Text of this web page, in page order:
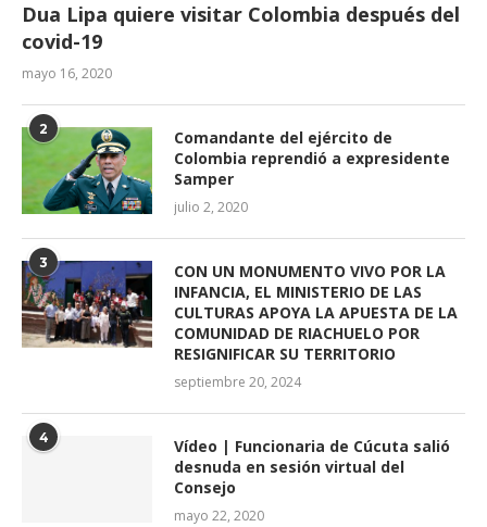
Dua Lipa quiere visitar Colombia después del
covid-19
mayo 16, 2020
2
Comandante del ejército de
Colombia reprendió a expresidente
Samper
julio 2, 2020
3
CON UN MONUMENTO VIVO POR LA
INFANCIA, EL MINISTERIO DE LAS
CULTURAS APOYA LA APUESTA DE LA
COMUNIDAD DE RIACHUELO POR
RESIGNIFICAR SU TERRITORIO
septiembre 20, 2024
4
Vídeo | Funcionaria de Cúcuta salió
desnuda en sesión virtual del
Consejo
mayo 22, 2020